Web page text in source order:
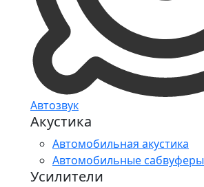
Автозвук
Акустика
Автомобильная акустика
Автомобильные сабвуферы
Усилители